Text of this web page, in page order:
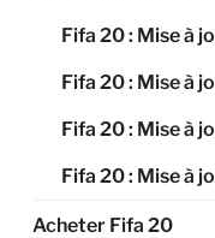
Fifa 20 : Mise à
Fifa 20 : Mise à
Fifa 20 : Mise à
Fifa 20 : Mise à
Acheter Fifa 20